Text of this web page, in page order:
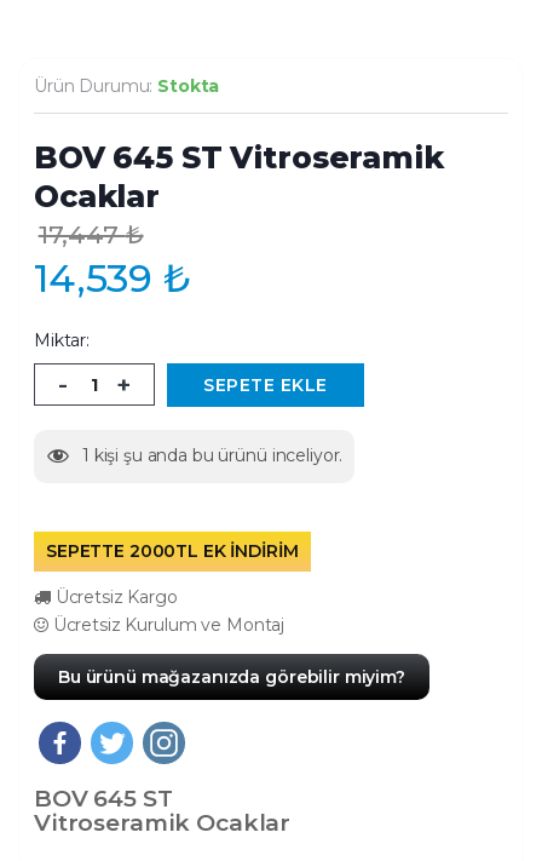
Ürün Durumu: Stokta
BOV 645 ST Vitroseramik
Ocaklar
17,447₺
14,539 ₺
Miktar:
- + SEPETE EKLE
1 kişi şu anda bu ürünü inceliyor.
SEPETTE 2000TL EK İNDİRİM
Ücretsiz Kargo
Ücretsiz Kurulum ve Montaj
Bu ürünü mağazanızda görebilir miyim?
BOV 645 ST
Vitroseramik Ocaklar